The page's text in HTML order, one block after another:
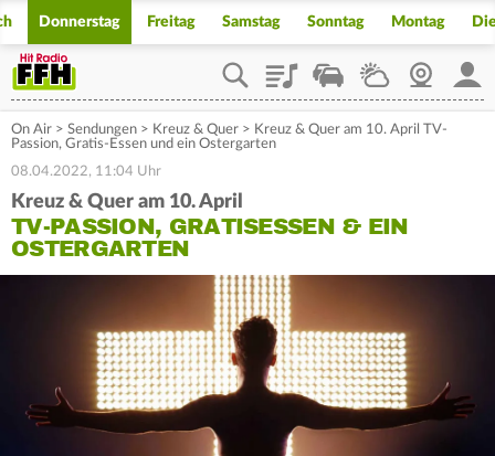
Donnerstag Freitag Samstag Sonntag Montag
PlaylistStaupilotWetterWebcam
On Air > Sendungen > Kreuz & Quer > Kreuz & Quer am 10. April TV-
Passion, Gratis-Essen und ein Ostergarten
08.04.2022, 11:04 Uhr
Kreuz & Quer am 10. April
TV-PASSION, GRATISESSEN & EIN
OSTERGARTEN